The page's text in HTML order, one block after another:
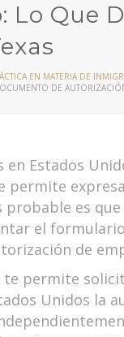
Lo Que
EN MATERIA DE
DE
en Estados
permite
es
el
de
te permite
Unidos la